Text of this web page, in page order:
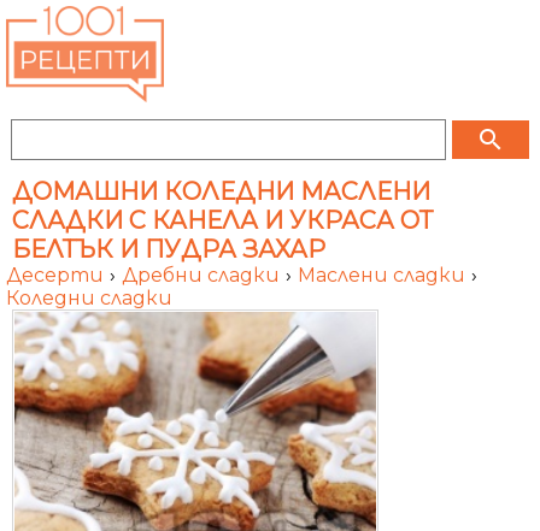
search
ДОМАШНИ КОЛЕДНИ МАСЛЕНИ
СЛАДКИ С КАНЕЛА И УКРАСА ОТ
БЕЛТЪК И ПУДРА ЗАХАР
Десерти › Дребни сладки › Маслени сладки ›
Коледни сладки